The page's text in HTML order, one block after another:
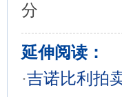
分
延伸阅读：
·吉诺比利拍